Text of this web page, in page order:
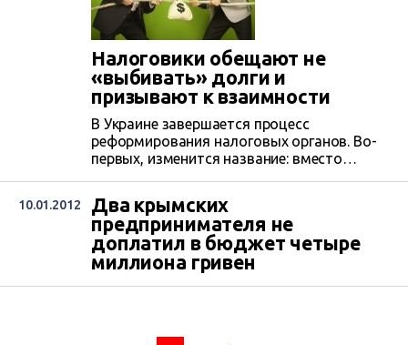
Налоговики обещают не
«выбивать» долги и
призывают к взаимности
В Украине завершается процесс
реформирования налоговых органов. Во-
первых, изменится название: вместо
обещают изменить саму философию
работы с налогоплательщиками.
10.01.2012
Два крымских
предпринимателя не
доплатил в бюджет четыре
миллиона гривен